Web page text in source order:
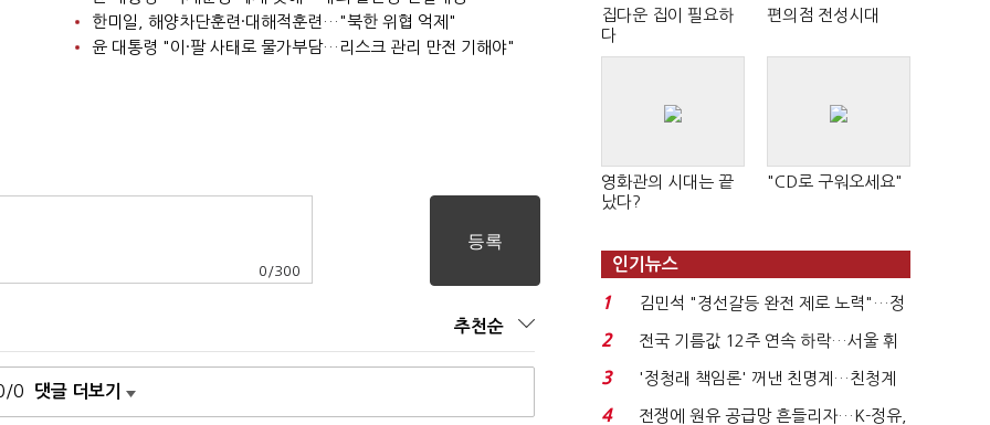
한미일, 해양차단훈련·대해적훈련…"북한 위협 억제"
윤 대통령 "이·팔 사태로 물가부담…리스크 관리 만전 기해야"
0 /300
추천순
0 댓글 더보기
집다운 집이 필요하
다
편의점 전성시대
영화관의 시대는 끝
났다?
"CD로 구워오세요"
인기뉴스
1
김민석 "경선갈등 완전 제로 노력"…정
청래 "반명 공세 사...
2
전국 기름값 12주 연속 하락…서울 휘
발윳값 1909원...
3
'정청래 책임론' 꺼낸 친명계…친청계
는 추가투표 때리기...
4
전쟁에 원유 공급망 흔들리자…K-정유,